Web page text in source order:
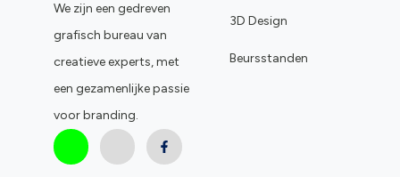
We zijn een gedreven
grafisch bureau van
creatieve experts, met
een gezamenlijke passie
voor branding.
3D Design
Beursstanden